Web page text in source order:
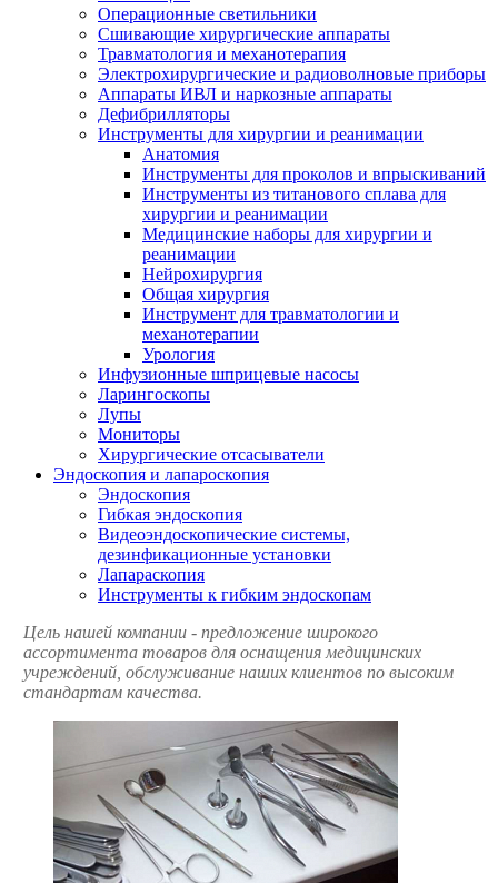
Операционные светильники
Сшивающие хирургические аппараты
Травматология и механотерапия
Электрохирургические и радиоволновые приборы
Аппараты ИВЛ и наркозные аппараты
Дефибрилляторы
Инструменты для хирургии и реанимации
Анатомия
Инструменты для проколов и впрыскиваний
Инструменты из титанового сплава для
хирургии и реанимации
Медицинские наборы для хирургии и
реанимации
Нейрохирургия
Общая хирургия
Инструмент для травматологии и
механотерапии
Урология
Инфузионные шприцевые насосы
Ларингоскопы
Лупы
Мониторы
Хирургические отсасыватели
Эндоскопия и лапароскопия
Эндоскопия
Гибкая эндоскопия
Видеоэндоскопические системы,
дезинфикационные установки
Лапараскопия
Инструменты к гибким эндоскопам
Цель нашей компании - предложение широкого
ассортимента товаров для оснащения медицинских
учреждений, обслуживание наших клиентов по высоким
стандартам качества.